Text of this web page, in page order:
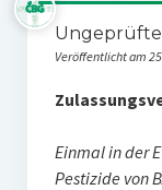
Kontakt
Impressum
Störfälle
Stichwort BAYER
Ungeprüfte
Veröffentlicht am
Einmal in der
Pestizide von